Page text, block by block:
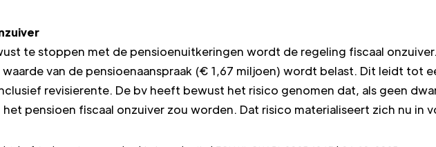
te stoppen met de pensioenuitkeringen wordt de regeling fiscaal
van de pensioenaanspraak (€ 1,67 miljoen) wordt belast. Dit leidt tot
revisierente. De bv heeft bewust het risico genomen dat, als geen
het pensioen fiscaal onzuiver zou worden. Dat risico materialiseert zich nu in